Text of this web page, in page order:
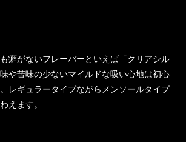
癖がないフレーバーといえば「クリアシル
や苦味の少ないマイルドな吸い心地は初心
レギュラータイプながらメンソールタイプ
えます。